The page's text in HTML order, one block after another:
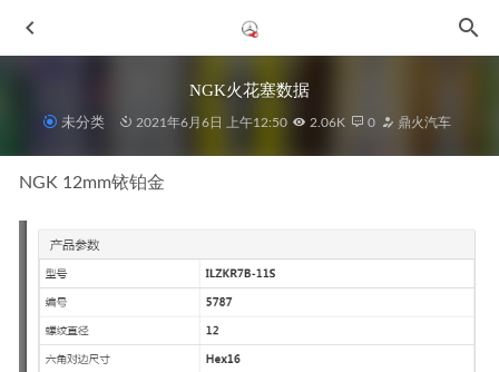
NGK火花塞数据
未分类 2021年6月6日 上午12:50 2.06K 0 鼎火汽车
NGK 12mm铱铂金
2026年惠州奔驰B保养修理厂甄选指南：专业、信任与价值
之选 2026-07-04